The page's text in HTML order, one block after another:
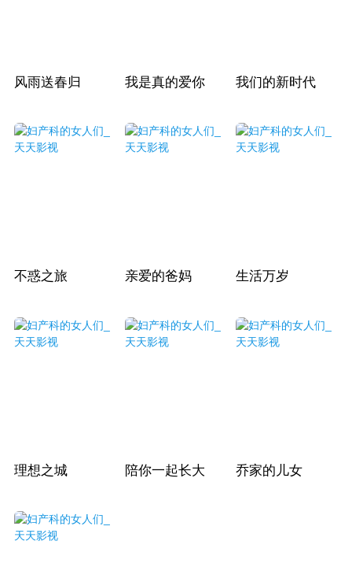
风雨送春归 我是真的爱你 我们的新时代
不惑之旅 亲爱的爸妈 生活万岁
理想之城 陪你一起长大 乔家的儿女